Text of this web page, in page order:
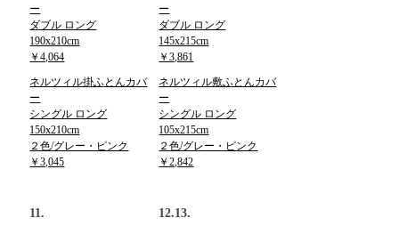
ー
ダブル ロング
190x210cm
￥4,064
ネルツィル掛ふとんカバ
ー
シングル ロング
150x210cm
２色/グレー・ピンク
￥3,045
ー
ダブル ロング
145x215cm
￥3,861
ネルツィル敷ふとんカバ
ー
シングル ロング
105x215cm
２色/グレー・ピンク
￥2,842
11. 12.13.